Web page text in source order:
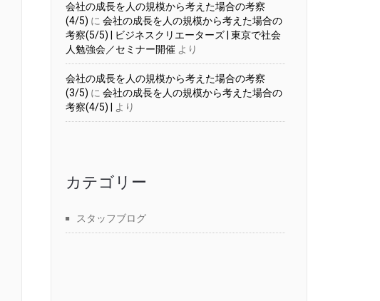
会社の成長を人の規模から考えた場合の考察
(4/5) に 会社の成長を人の規模から考えた場合の
考察(5/5) | ビジネスクリエーターズ | 東京で社会
人勉強会／セミナー開催 より
会社の成長を人の規模から考えた場合の考察
(3/5) に 会社の成長を人の規模から考えた場合の
考察(4/5) |
より
カテゴリー
スタッフブログ